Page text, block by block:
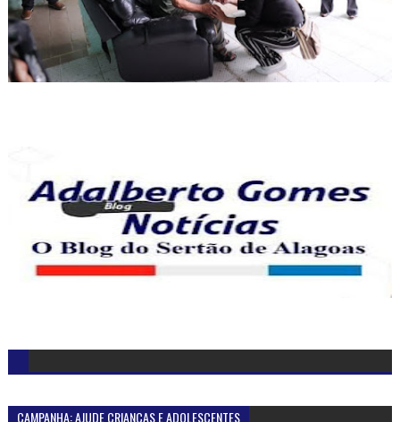
CAMPANHA: AJUDE CRIANÇAS E ADOLESCENTES